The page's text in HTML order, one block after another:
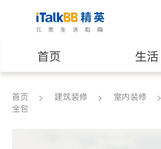
首页 生活
医生 律师
首页 建筑装修 室内装修
全包